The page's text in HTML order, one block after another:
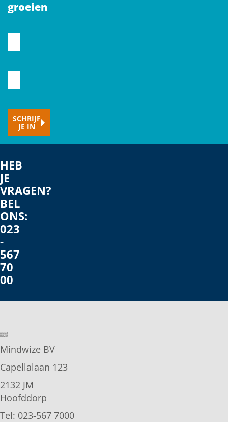
groeien
CAPTCHA
hier
je
e-
mailadres
SCHRIJF
JE IN
HEB
JE
VRAGEN?
BEL
ONS:
023
-
567
70
00
Mindwize BV
Capellalaan 123
2132 JM
Hoofddorp
Tel: 023-567 7000